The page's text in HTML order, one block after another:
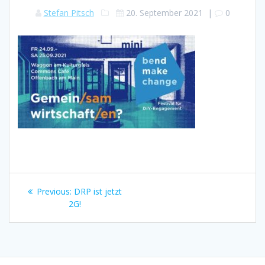
Stefan Pitsch 20. September 2021 | 0
Beitragsnavigation
Previous: Previous
post:
DRP ist jetzt
2G!